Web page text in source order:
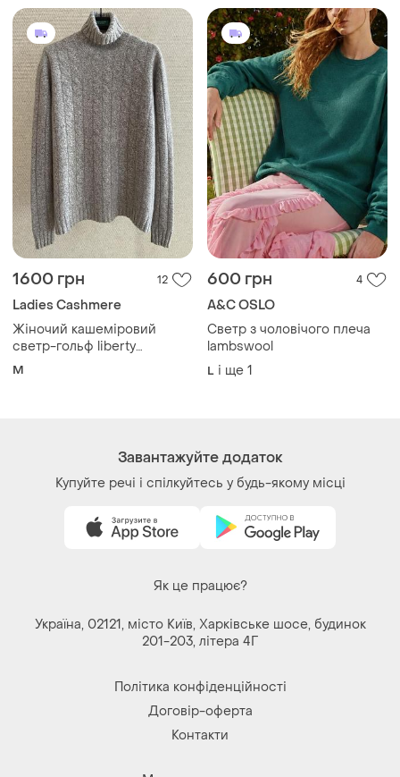
1600 грн 12
Ladies Cashmere
Жіночий кашеміровий
светр-гольф liberty
cashmere 100% кашемір,
фактурна в’язка, m
M
600 грн
A&C OSLO
Светр з чоловічого плеча
lambswool
і ще 1
Завантажуйте додаток
Купуйте речі і спілкуйтесь у будь-якому місці
Як це працює?
Україна, 02121, місто Київ, Харківське шосе, будинок
201-203, літера 4Г
Політика конфіденційності
Контакти